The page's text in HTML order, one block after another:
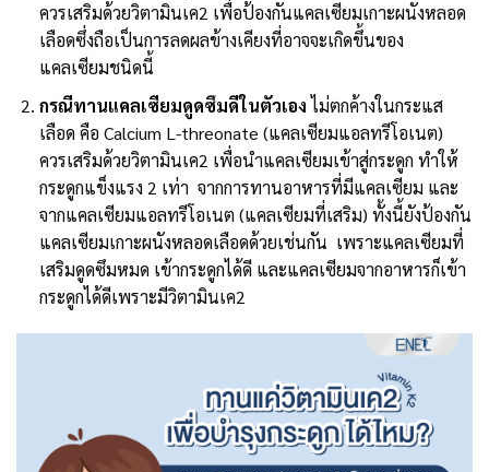
ควรเสริมด้วยวิตามินเค2 เพื่อป้องกันแคลเซียมเกาะผนังหลอด
เลือดซึ่งถือเป็นการลดผลข้างเคียงที่อาจจะเกิดขึ้นของ
แคลเซียมชนิดนี้
กรณีทานแคลเซียมดูดซึมดีในตัวเองไม่ตกค้างในกระแส
เลือด คือ Calcium L-threonate (แคลเซียมแอลทรีโอเนต)
ควรเสริมด้วยวิตามินเค2 เพื่อนำแคลเซียมเข้าสู่กระดูก ทำให้
กระดูกแข็งแรง 2 เท่า จากการทานอาหารที่มีแคลเซียม และ
จากแคลเซียมแอลทรีโอเนต (แคลเซียมที่เสริม) ทั้งนี้ยังป้องกัน
แคลเซียมเกาะผนังหลอดเลือดด้วยเช่นกัน เพราะแคลเซียมที่
เสริมดูดซึมหมด เข้ากระดูกได้ดี และแคลเซียมจากอาหารก็เข้า
กระดูกได้ดีเพราะมีวิตามินเค2